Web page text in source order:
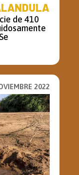
de 410
2022